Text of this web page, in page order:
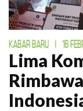
KABAR BARU | 16
Lima